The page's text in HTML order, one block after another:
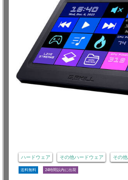
ハードウェア その他ハードウェア その
送料無料 24時間以内に出荷